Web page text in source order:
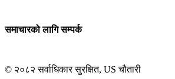
समाचारको लागि सम्पर्क
© २०८२ सर्वाधिकार सुरक्षित, US चौतारी